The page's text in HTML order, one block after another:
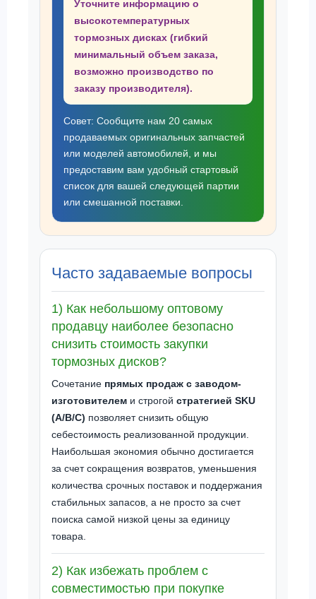
Уточните информацию о
высокотемпературных
тормозных дисках (гибкий
минимальный объем заказа,
возможно производство по
заказу производителя).
Совет: Сообщите нам 20 самых
продаваемых оригинальных запчастей
или моделей автомобилей, и мы
предоставим вам удобный стартовый
список для вашей следующей партии
или смешанной поставки.
Часто задаваемые вопросы
1) Как небольшому оптовому
продавцу наиболее безопасно
снизить стоимость закупки
тормозных дисков?
Сочетание прямых продаж с заводом-
изготовителем и строгой стратегией SKU
(A/B/C) позволяет снизить общую
себестоимость реализованной продукции.
Наибольшая экономия обычно достигается
за счет сокращения возвратов, уменьшения
количества срочных поставок и поддержания
стабильных запасов, а не просто за счет
поиска самой низкой цены за единицу
товара.
2) Как избежать проблем с
совместимостью при покупке